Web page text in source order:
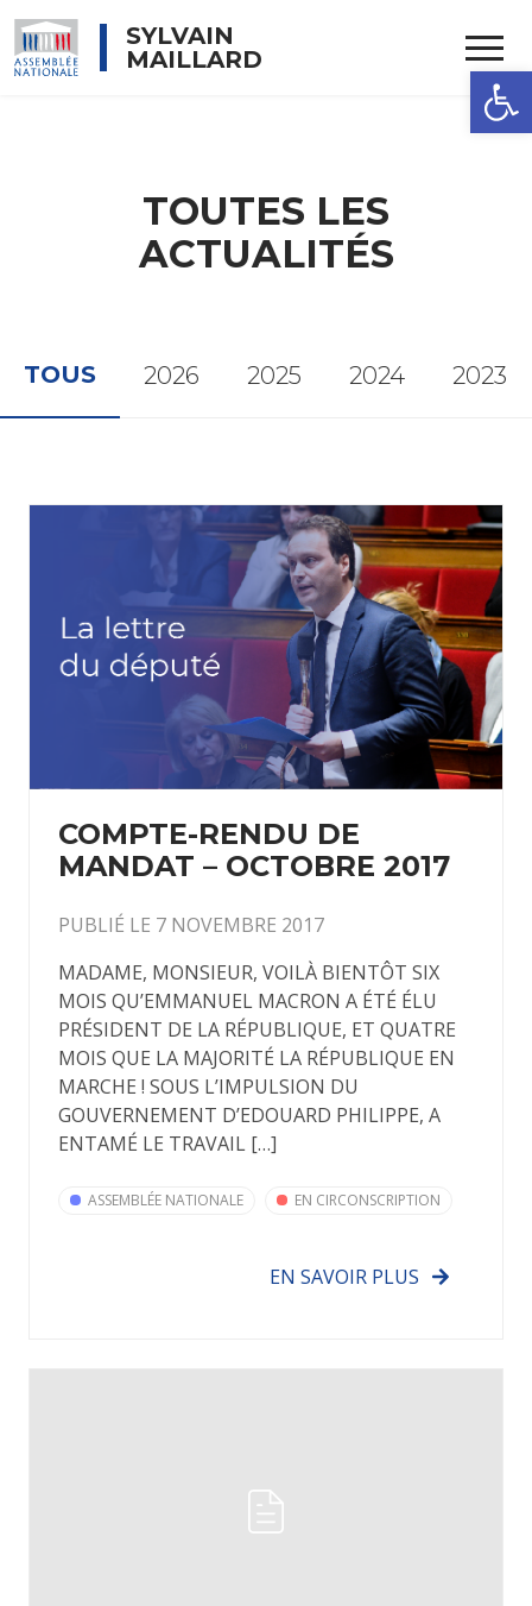
SYLVAIN
MAILLARD
TOUTES LES
ACTUALITÉS
TOUS 2026 2025 2024 2023
COMPTE-RENDU DE
MANDAT – OCTOBRE 2017
PUBLIÉ LE 7 NOVEMBRE 2017
MADAME, MONSIEUR, VOILÀ BIENTÔT SIX
MOIS QU’EMMANUEL MACRON A ÉTÉ ÉLU
PRÉSIDENT DE LA RÉPUBLIQUE, ET QUATRE
MOIS QUE LA MAJORITÉ LA RÉPUBLIQUE EN
MARCHE ! SOUS L’IMPULSION DU
GOUVERNEMENT D’EDOUARD PHILIPPE, A
ENTAMÉ LE TRAVAIL […]
ASSEMBLÉE NATIONALE EN CIRCONSCRIPTION
EN SAVOIR PLUS